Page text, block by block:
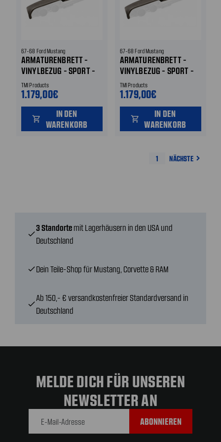
67-68 Ford Mustang
ARMATURENBRETT -
VINYLBEZUG - SPORT -
IVY GOLD
TMI Products
1.179,00€
shopping_cart
IN DEN
WARENKORB
67-68 Ford Mustang
ARMATURENBRETT -
VINYLBEZUG - SPORT -
SADDLE
TMI Products
1.179,00€
shopping_cart
IN DEN
WARENKORB
1 NÄCHSTE navigate_next
check
3 Standorte mit Lagerhäusern in den USA und
Deutschland
checkDein Teile-Shop für Mustang, Corvette & RAM
check
Ab 150,- € versandkostenfreier Standardversand in
Deutschland
MELDE DICH FÜR UNSEREN
NEWSLETTER AN